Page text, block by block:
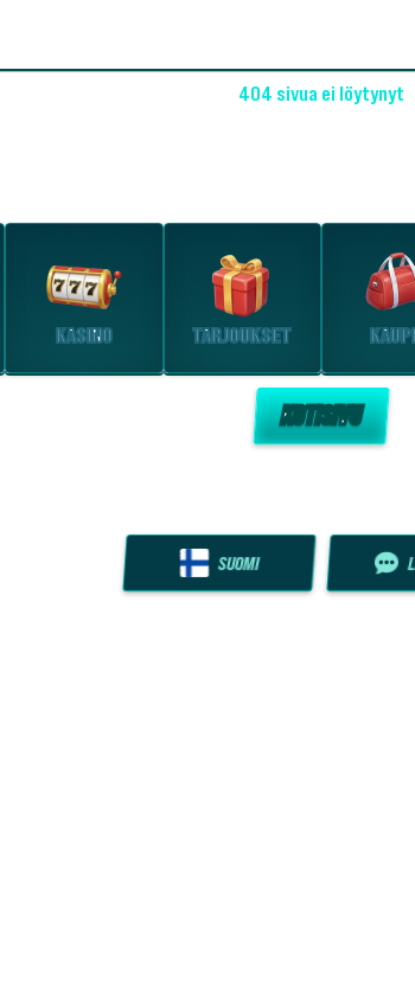
404 sivua ei löytynyt
KASINO TARJOUKSET
KOTISIVU
SUOMI